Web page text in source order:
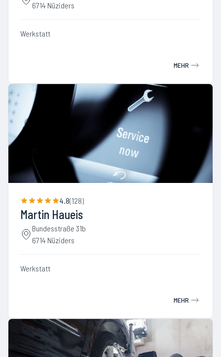
6714 Nüziders
Werkstatt
MEHR
4.8(128)
Martin Haueis
Bundesstraße 31b
6714 Nüziders
Werkstatt
MEHR